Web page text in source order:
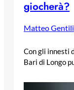
giocherà?
Matteo Gentili
Con gli innesti
Bari di Longo